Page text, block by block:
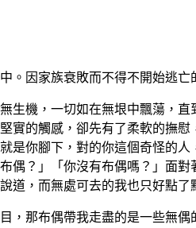
。因家族衰敗而不得不開始逃
生機，一切如在無垠中飄蕩，
實的觸感，卻先有了柔軟的撫
是你腳下，對的你這個奇怪
偶？」「你沒有布偶嗎？」面
道，而無處可去的我也只好點了
，那布偶帶我走盡的是一些無